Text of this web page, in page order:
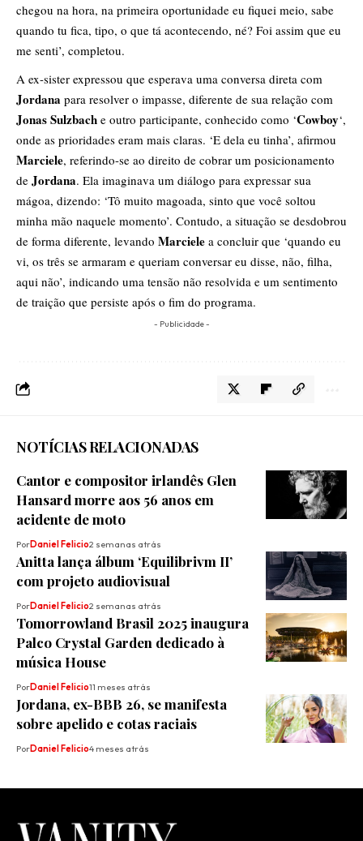
chegou na hora, na primeira oportunidade eu fiquei meio, sabe
quando tu fica, tipo, o que tá acontecendo, né? Foi assim que eu
me senti’, completou.
A ex-sister expressou que esperava uma conversa direta com
Jordana para resolver o impasse, diferente de sua relação com
Jonas Sulzbach e outro participante, conhecido como ‘Cowboy‘,
onde as prioridades eram mais claras. ‘E dela eu tinha’, afirmou
Marciele, referindo-se ao direito de cobrar um posicionamento
de Jordana. Ela imaginava um diálogo para expressar sua
mágoa, dizendo: ‘Tô muito magoada, sinto que você soltou
minha mão naquele momento’. Contudo, a situação se desdobrou
de forma diferente, levando Marciele a concluir que ‘quando eu
vi, os três se armaram e queriam conversar eu disse, não, filha,
aqui não’, indicando uma tensão não resolvida e um sentimento
de traição que persiste após o fim do programa.
- Publicidade -
NOTÍCIAS RELACIONADAS
Cantor e compositor irlandês Glen
Hansard morre aos 56 anos em
acidente de moto
PorDaniel Felicio2 semanas atrás
Anitta lança álbum ‘Equilibrivm II’
com projeto audiovisual
PorDaniel Felicio2 semanas atrás
Tomorrowland Brasil 2025 inaugura
Palco Crystal Garden dedicado à
música House
PorDaniel Felicio11 meses atrás
Jordana, ex-BBB 26, se manifesta
sobre apelido e cotas raciais
PorDaniel Felicio4 meses atrás